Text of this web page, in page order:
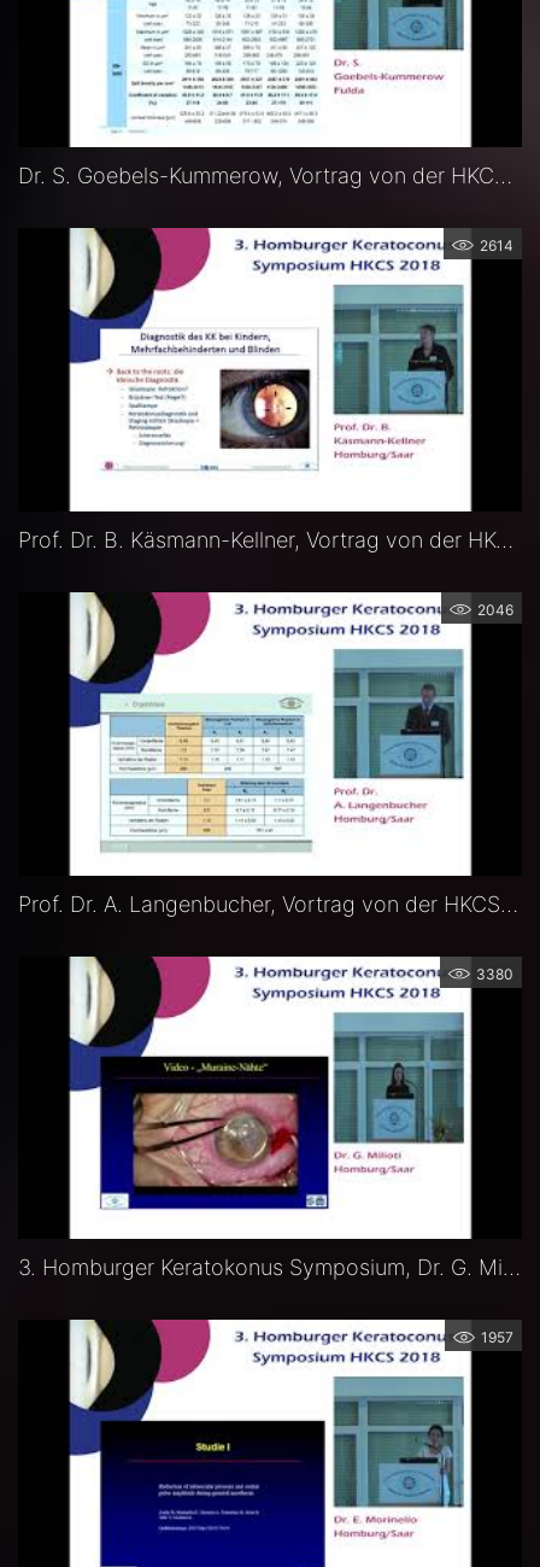
Dr. S. Goebels-Kummerow, Vortrag von der HKCS 2018
2614
Prof. Dr. B. Käsmann-Kellner, Vortrag von der HKCS 2018
2046
Prof. Dr. A. Langenbucher, Vortrag von der HKCS 2018
3380
3. Homburger Keratokonus Symposium, Dr. G. Milioti, Muraine-Hornhautnähte bei akutem Keratokonus
1957